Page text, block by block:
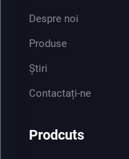
Despre noi
Produse
Știri
Contactați-ne
Prodcuts